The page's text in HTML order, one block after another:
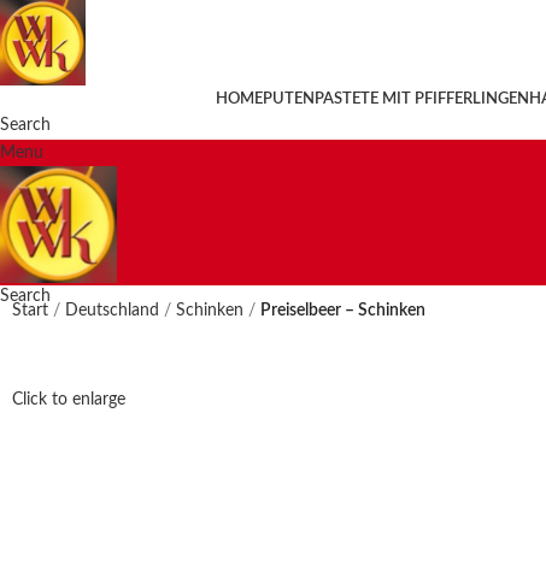
HOMEPUTENPASTETE MIT PFIFFERLINGEN
Search
Menu
Search
Start
Deutschland Schinken Preiselbeer – Schinken
Click to enlarge